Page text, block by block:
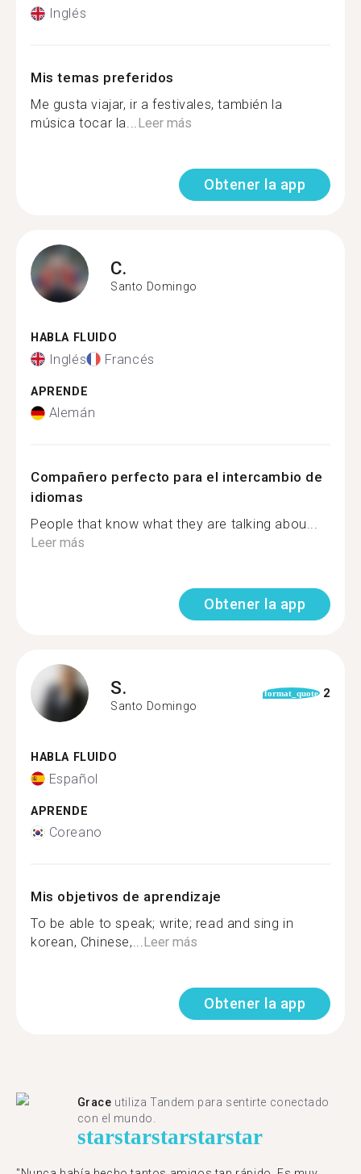
Inglés
Mis temas preferidos
Me gusta viajar, ir a festivales, también la
música tocar la...Leer más
Obtener la app
C.
Santo Domingo
HABLA FLUIDO
Inglés Francés
APRENDE
Alemán
Compañero perfecto para el intercambio de
idiomas
People that know what they are talking abou...
Leer más
Obtener la app
S.
Santo Domingo
format_quote 2
HABLA FLUIDO
Español
APRENDE
Coreano
Mis objetivos de aprendizaje
To be able to speak; write; read and sing in
korean, Chinese,...Leer más
Obtener la app
Grace utiliza Tandem para sentirte conectado
con el mundo.
starstarstarstarstar